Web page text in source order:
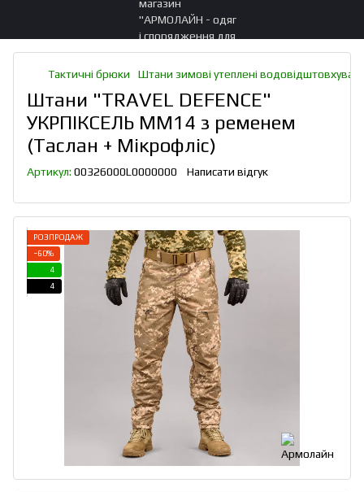
Тактичні брюки Штани зимові утеплені
Штани "TRAVEL DEFENCE"
УКРПІКСЕЛЬ ММ14 з ременем
(Таслан + Мікрофліс)
Артикул: 00326000L0000000 Написати відгук
РОЗПРОДАЖ
−60%
4
4